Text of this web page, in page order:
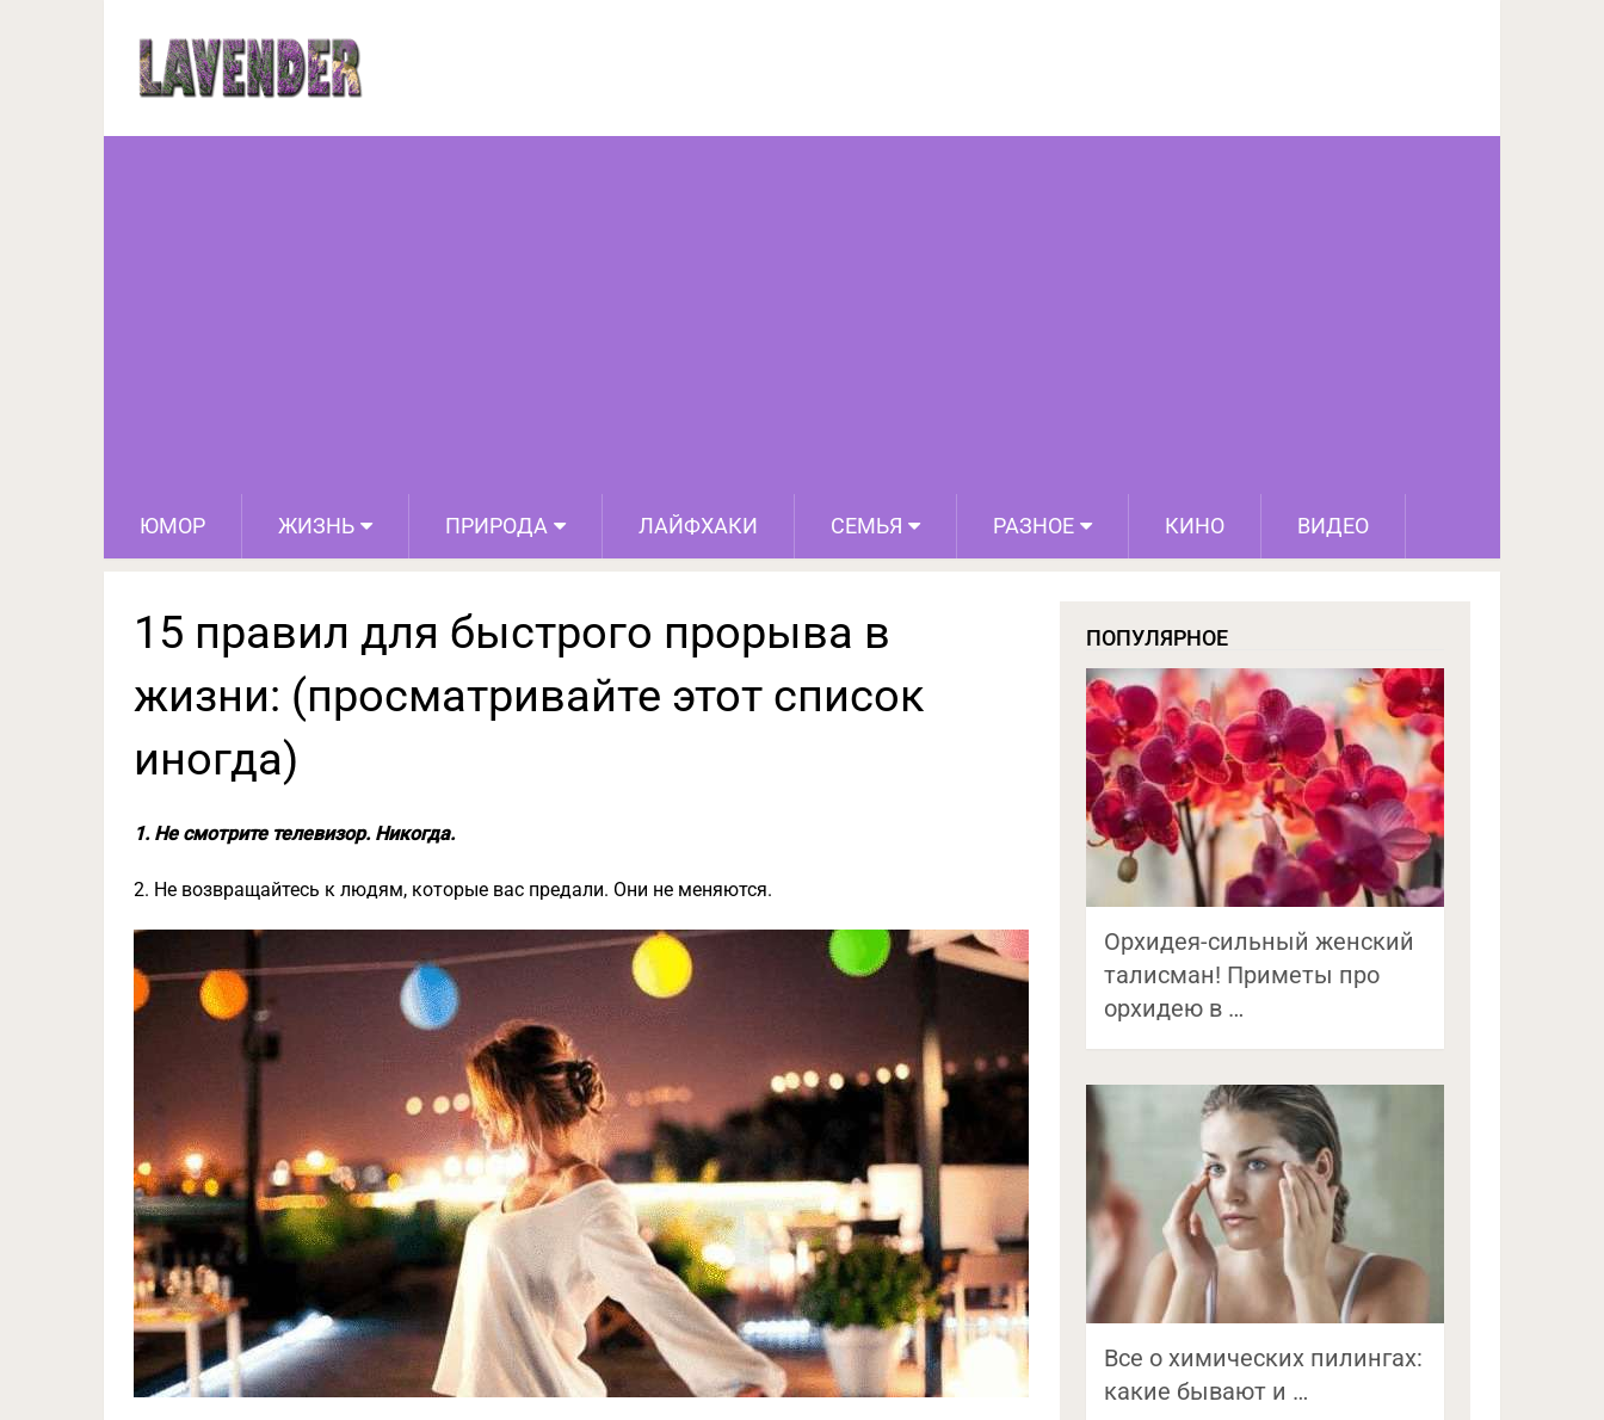
ЮМОР ЖИЗНЬ ПРИРОДА ЛАЙФХАКИ СЕМЬЯ РАЗНОЕ КИНО ВИДЕО
15 правил для быстрого прорыва в жизни: (просматривайте
15 правил для быстрого прорыва в
жизни: (просматривайте этот список
иногда)
1. Не смотрите телевизор. Никогда.
2. Не возвращайтесь к людям, которые вас предали. Они не меняются.
ПОПУЛЯРНОЕ
Орхидея-сильный женский
талисман! Приметы про
орхидею в …
Все о химических пилингах:
какие бывают и …